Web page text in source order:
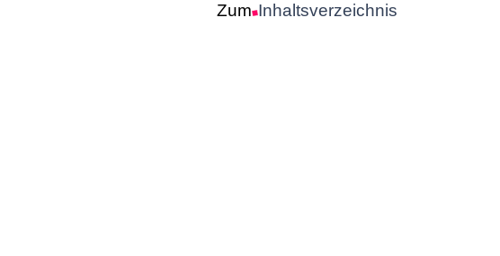
Zum Inhaltsverzeichnis